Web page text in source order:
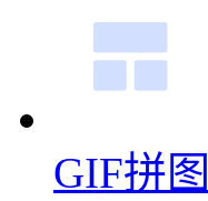
GIF拼图